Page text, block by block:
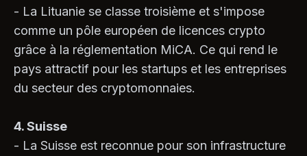
- La Lituanie se classe troisième et s'impose
comme un pôle européen de licences crypto
grâce à la réglementation MiCA. Ce qui rend le
pays attractif pour les startups et les entreprises
du secteur des cryptomonnaies.
4. Suisse
- La Suisse est reconnue pour son infrastructure